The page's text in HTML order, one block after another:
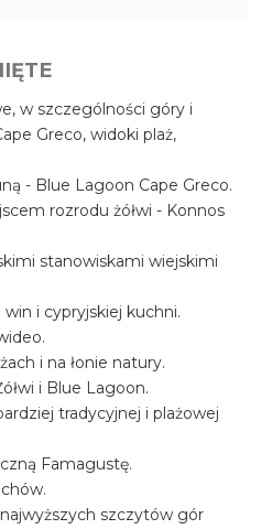
w szczególności góry i
Greco, widoki plaż,
- Blue Lagoon Cape Greco.
rozrodu żółwi - Konnos
stanowiskami wiejskimi
i cypryjskiej kuchni.
i na łonie natury.
i Blue Lagoon.
tradycyjnej i plażowej
Famagustę.
szczytów gór